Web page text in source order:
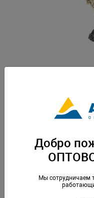
Скачать каталог
Аналогичные
Добро
Мы сотрудничаем